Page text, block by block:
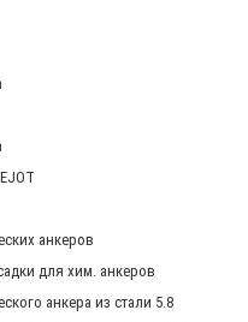
анкеров
для хим. анкеров
анкера из стали 5.8